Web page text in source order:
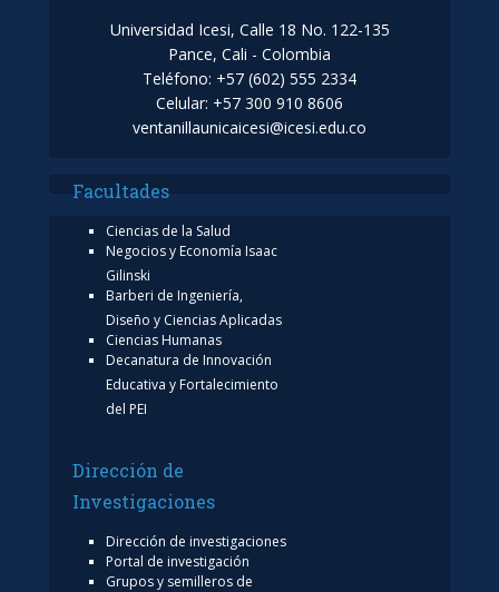
Universidad Icesi, Calle 18 No. 122-135
Pance, Cali - Colombia
Teléfono: +57 (602) 555 2334
Celular: +57 300 910 8606
ventanillaunicaicesi@icesi.edu.co
Facultades
Ciencias de la Salud
Negocios y Economía Isaac
Gilinski
Barberi de Ingeniería,
Diseño y Ciencias Aplicadas
Ciencias Humanas
Decanatura de Innovación
Educativa y Fortalecimiento
del PEI
Dirección de
Investigaciones
Dirección de investigaciones
Portal de investigación
Grupos y semilleros de